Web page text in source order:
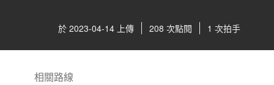
於 2023-04-14 上傳 208 次點閱 1 次拍手
相關路線